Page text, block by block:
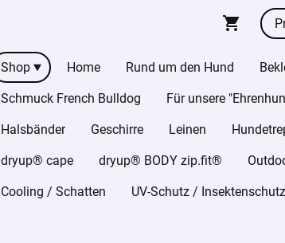
Shop Home Rund um den Hund
Schmuck French Bulldog Für unsere
Halsbänder Geschirre Leinen
dryup® cape dryup® BODY zip.fit®
Cooling / Schatten UV-Schutz / Insektenschutz